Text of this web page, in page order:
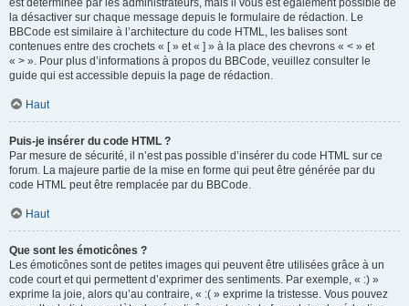
la désactiver sur chaque message depuis le formulaire de rédaction. Le
BBCode est similaire à l’architecture du code HTML, les balises sont
contenues entre des crochets « [ » et « ] » à la place des chevrons « < » et
« > ». Pour plus d’informations à propos du BBCode, veuillez consulter le
guide qui est accessible depuis la page de rédaction.
Haut
Puis-je insérer du code HTML ?
Par mesure de sécurité, il n’est pas possible d’insérer du code HTML sur ce
forum. La majeure partie de la mise en forme qui peut être générée par du
code HTML peut être remplacée par du BBCode.
Haut
Que sont les émoticônes ?
Les émoticônes sont de petites images qui peuvent être utilisées grâce à un
code court et qui permettent d’exprimer des sentiments. Par exemple, « :) »
exprime la joie, alors qu’au contraire, « :( » exprime la tristesse. Vous pouvez